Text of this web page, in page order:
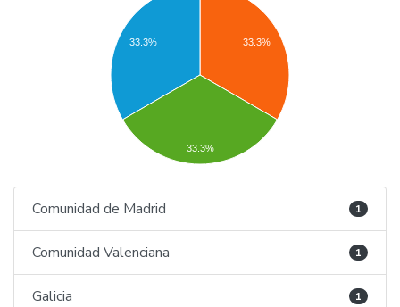
33.3%
33.3%
33.3%
Comunidad de Madrid 1
Comunidad Valenciana 1
Galicia 1